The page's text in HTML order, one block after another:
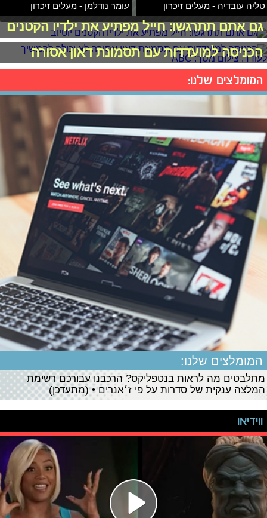
טליה עובדיה - מעלים זיכרון עומר נודלמן - מעלים זיכרון
גם אתם תתרגשו: חייל מפתיע את ילדיו הקטנים
הכניסה למועדדות עם תסמונת דאון אסורה
המומלצים שלנו:
המומלצים שלנו:
מתלבטים מה לראות בנטפליקס? הרכבנו עבורכם רשימת
המלצה ענקית של סדרות על פי ז׳אנרים • (מתעדכן)
ווידיאו